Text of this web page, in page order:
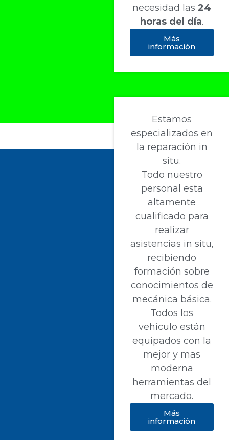
necesidad las24
horas del día.
Más
información
Estamos
especializados en
la reparación in
situ.
Todo nuestro
personal esta
altamente
cualificado para
realizar
asistencias in situ,
recibiendo
formación sobre
conocimientos de
mecánica básica.
Todos los
vehículo están
equipados con la
mejor y mas
moderna
herramientas del
mercado.
Más
información